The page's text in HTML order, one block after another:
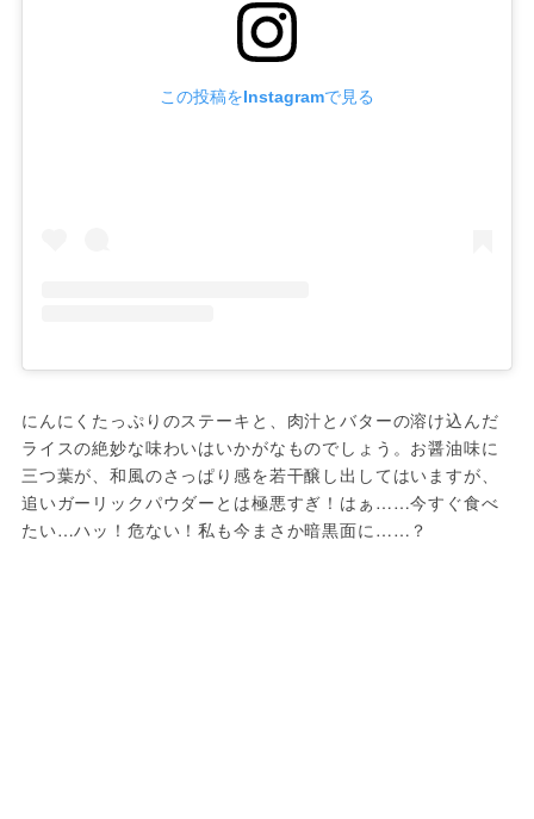
この投稿をInstagramで見る
にんにくたっぷりのステーキと、肉汁とバターの溶け込んだ
ライスの絶妙な味わいはいかがなものでしょう。お醤油味に
三つ葉が、和風のさっぱり感を若干醸し出してはいますが、
追いガーリックパウダーとは極悪すぎ！はぁ……今すぐ食べ
たい…ハッ！危ない！私も今まさか暗黒面に……？